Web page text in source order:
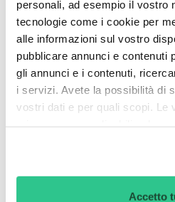
personali, ad esempio il vostro
tecnologie come i cookie per
alle informazioni sul vostro
pubblicare annunci e contenuti
gli annunci e i contenuti,
i servizi. Avete la possibilità di
vostri dati e per quali scopi. Le
modificare o revocare il proprio
momento dalla Dichiarazione
sull'icona di attivazione della
Accetto
Innovazione in ogni
Ammira gli esterni distintivi
fari LED pixel anteriori e
dal design futuristico, logo
barre in metallo argentato
esalta il suo carattere